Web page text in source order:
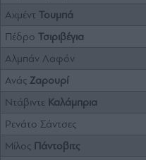
Αχμέντ Τουμπά
Πέδρο Τσιριβέγια
Αλμπάν Λαφόν
Ανάς Ζαρουρί
Ντάβιντε Καλάμπρια
Ρενάτο Σάντσες
Μίλος Πάντοβιτς